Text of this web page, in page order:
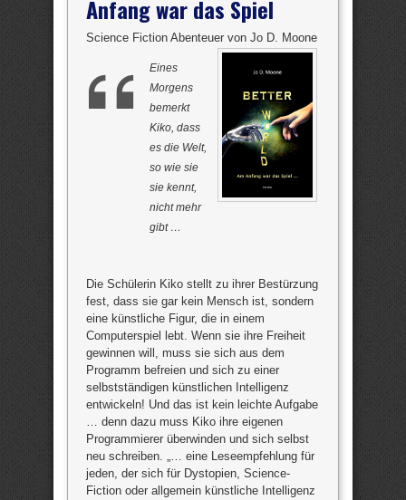
Anfang war das Spiel
Science Fiction Abenteuer von Jo D. Moone
Eines
Morgens
bemerkt
Kiko, dass
es die Welt,
so wie sie
sie kennt,
nicht mehr
gibt …
Die Schülerin Kiko stellt zu ihrer Bestürzung
fest, dass sie gar kein Mensch ist, sondern
eine künstliche Figur, die in einem
Computerspiel lebt. Wenn sie ihre Freiheit
gewinnen will, muss sie sich aus dem
Programm befreien und sich zu einer
selbstständigen künstlichen Intelligenz
entwickeln! Und das ist kein leichte Aufgabe
… denn dazu muss Kiko ihre eigenen
Programmierer überwinden und sich selbst
neu schreiben. „… eine Leseempfehlung für
jeden, der sich für Dystopien, Science-
Fiction oder allgemein künstliche Intelligenz